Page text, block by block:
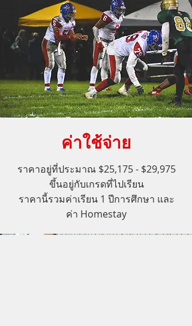
ค่าใช้จ่าย
ราคาอยู่ที่ประมาณ $25,175 - $29,975
ขึ้นอยู่กับเกรดที่ไปเรียน
ราคานี้รวมค่าเรียน 1 ปีการศึกษา และ
ค่า Homestay